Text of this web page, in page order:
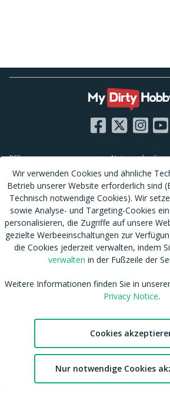
Favoriten
RSS
Tags
Shop
Blog
Amateur werden
Sitemap
Download MDH Chat App
FAQ / Kontaktiere uns
Cookies
CSAM Policy
NCC Policy
EU DSA
Leitlinien zu
Accessibility
Presse
Feedback
Trademarks Licensing IP International S.à.r.l.
Wir verwenden Cookies und ähnliche
Betrieb unserer Website erforderlich sind
Technisch notwendige Cookies). Wir
sowie Analyse- und Targeting-Cookies
personalisieren, die Zugriffe auf unsere
gezielte Werbeeinschaltungen zur
die Cookies jederzeit verwalten, indem
verwalten in der Fußzeile der
Weitere Informationen finden Sie in
Privacy Notice.
Cookies
Nur notwendige Cookies